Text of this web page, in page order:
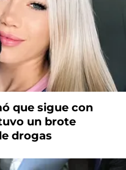
que sigue con
un brote
drogas